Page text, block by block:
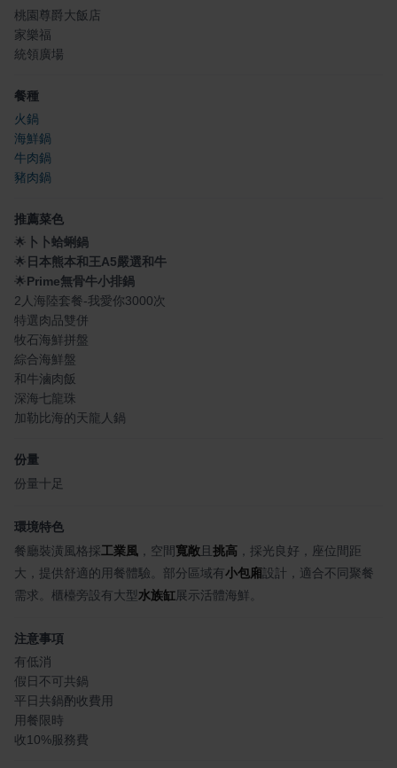
桃園尊爵大飯店
家樂福
統領廣場
餐種
火鍋
海鮮鍋
牛肉鍋
豬肉鍋
推薦菜色
🌟 卜卜蛤蜊鍋
🌟 日本熊本和王A5嚴選和牛
🌟Prime無骨牛小排鍋
2人海陸套餐-我愛你3000次
特選肉品雙併
牧石海鮮拼盤
綜合海鮮盤
和牛滷肉飯
深海七龍珠
加勒比海的天龍人鍋
份量
份量十足
環境特色
餐廳裝潢風格採工業風 ，空間寬敞 且 挑高 ，採光良好，座位間距
大，提供舒適的用餐體驗。部分區域有小包廂設計，適合不同聚餐
需求。櫃檯旁設有大型水族缸展示活體海鮮。
注意事項
有低消
假日不可共鍋
平日共鍋酌收費用
用餐限時
收10%服務費